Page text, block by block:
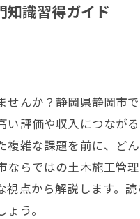
知識習得ガイド
んか？静岡県静岡市
評価や収入につなが
雑な課題を前に、ど
らではの土木施工管
点から解説します。
う。